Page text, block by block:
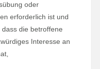
oder
erforderlich ist und
die betroffene
Interesse an